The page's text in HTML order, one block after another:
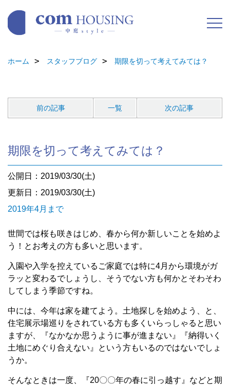
ホーム スタッフブログ 期限を切って考えてみては？
前の記事 一覧 次の記事
期限を切って考えてみては？
公開日：2019/03/30(土)
更新日：2019/03/30(土)
2019年4月まで
世間では桜も咲きはじめ、春から何か新しいことを始めよ
う！とお考えの方も多いと思います。
入園や入学を控えているご家庭では特に4月から環境がガ
ラッと変わるでしょうし、そうでない方も何かとそわそわ
してしまう季節ですね。
中には、今年は家を建てよう。土地探しを始めよう、と、
住宅展示場巡りをされている方も多くいらっしゃると思い
ますが、『なかなか思うように事が進まない』『納得いく
土地にめぐり合えない』という方もいるのではないでしょ
うか。
そんなときは一度、『20〇〇年の春に引っ越す』などと期